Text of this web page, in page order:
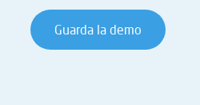
Guarda la demo